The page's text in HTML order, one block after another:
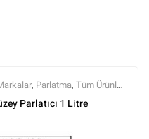
, Parlatma, Tüm Ürünler
Parlatıcı 1 Litre